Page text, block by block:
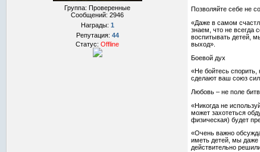
Группа: Проверенные
Сообщений: 2946
Награды: 1
Репутация: 44
Статус: Offline
Позволяйте себе не
«Даже в самом
знаем, что не всегда
воспитывать детей,
выход».
Боевой дух
«Не бойтесь спорить,
сделают ваш союз
Любовь – не поле
«Никогда не
может захотеться
физическая) будет
«Очень важно
иметь детей, мы даже
действительно